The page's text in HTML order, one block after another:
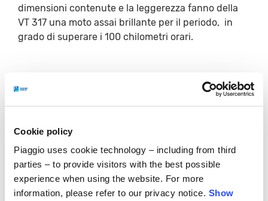
Cookie policy
Piaggio uses cookie technology – including from third
parties – to provide visitors with the best possible
experience when using the website. For more
information, please refer to our privacy notice. Show
dimensioni contenute e la leggerezza fanno della
VT 317 una moto assai brillante per il periodo, in
grado di superare i 100 chilometri orari.
LE CARATTERISTICHE
MOTORE
monocilindrico a quattro tempi
CILINDRATA
317 cc